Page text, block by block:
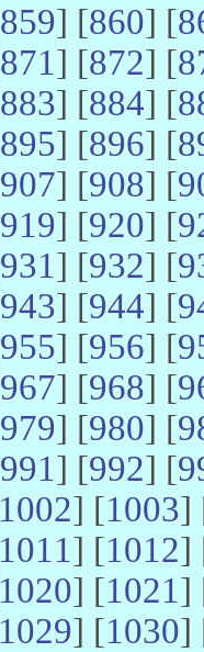
859] [860] [
871] [872] [
883] [884] [
895] [896] [
907] [908] [
919] [920] [
931] [932] [
943] [944] [
955] [956] [
967] [968] [
979] [980] [
991] [992] [
1002] [1003]
1011] [1012]
1020] [1021]
1029] [1030]